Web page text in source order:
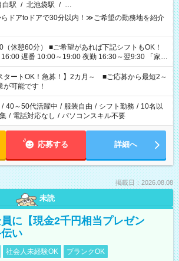
白駅 / 北池袋駅 / …
ドアtoドアで30分以内！≫ご希望の勤務地を紹介
希望があれば下記シフトもOK！
遅番 10:00～19:00 夜勤 16:30～翌9:30 「家族
せたい」 「余裕を持って夕飯の準備がしたい」
残業はしたくない」 など、ご希望を教えてください
のお仕事の勤務時間。 合計で週40時間を超える場
ません。
タートOK！急募！】2カ月～ ■ご応募から最短2～
が可能です！
/ 40～50代活躍中 / 服装自由 / シフト勤務 / 10名以
/ 電話対応なし / パソコンスキル不要
応募する 詳細へ
掲載日：2026.08.08
未読
に【現金2千円相当プレゼン
い
社会人未経験OK
ブランクOK